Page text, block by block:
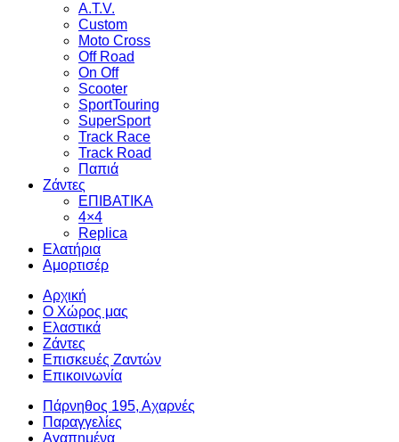
A.T.V.
Custom
Moto Cross
Off Road
On Off
Scooter
SportTouring
SuperSport
Track Race
Track Road
Παπιά
Ζάντες
ΕΠΙΒΑΤΙΚΑ
4×4
Replica
Ελατήρια
Αμορτισέρ
Αρχική
Ο Χώρος μας
Ελαστικά
Ζάντες
Επισκευές Ζαντών
Επικοινωνία
Πάρνηθος 195, Αχαρνές
Παραγγελίες
Αγαπημένα